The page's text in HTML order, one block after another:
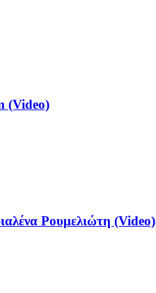
(Video)
Ρουμελιώτη (Video)